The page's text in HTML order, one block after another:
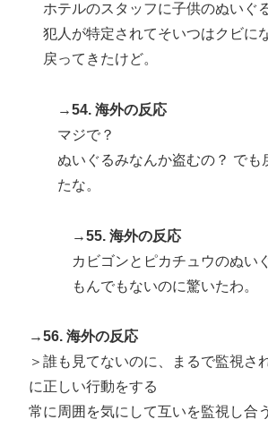
ホテルのスタッフに子供のぬいぐ
犯人が特定されてそいつはクビに
戻ってきたけど。
→54. 海外の反応
マジで？
ぬいぐるみなんか盗むの？ でも
たな。
→55. 海外の反応
カビゴンとピカチュウのぬい
もんでもないのに驚いたわ。
→56. 海外の反応
＞誰も見てないのに、まるで監視さ
に正しい行動をする
常に周囲を気にして互いを監視し合